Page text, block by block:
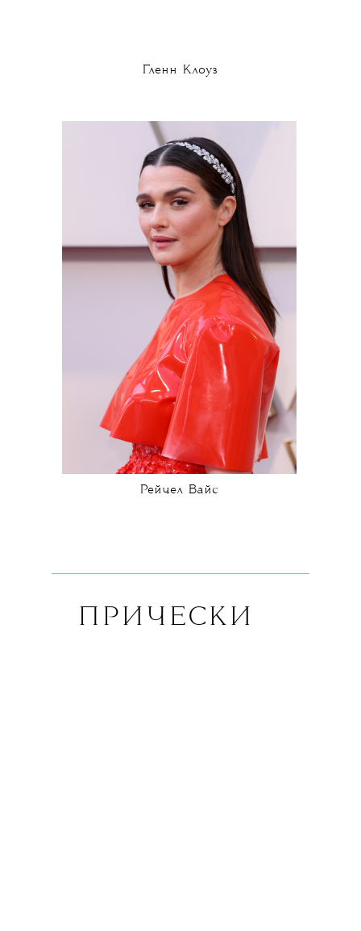
Гленн Клоуз
Рейчел Вайс
ПРИЧЕСКИ